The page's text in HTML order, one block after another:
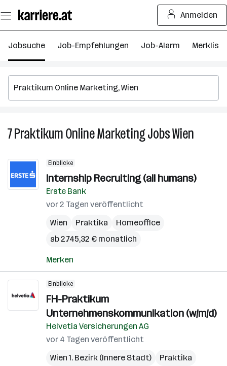
Seiteninhalt
springen
Anmelden
Jobsuche Job-Empfehlungen Job-Alarm Merkliste
7Praktikum Online MarketingJobsWien
Jobs
Einblicke
Internship Recruiting (all humans)
Erste Bank
vor 2 Tagen veröffentlicht
Wien
Praktika
Homeoffice
ab 2.745,32 € monatlich
Merken
Einblicke
FH-Praktikum
Unternehmenskommunikation (w/m/d)
Helvetia Versicherungen AG
vor 4 Tagen veröffentlicht
Wien 1. Bezirk (Innere Stadt)
Praktika